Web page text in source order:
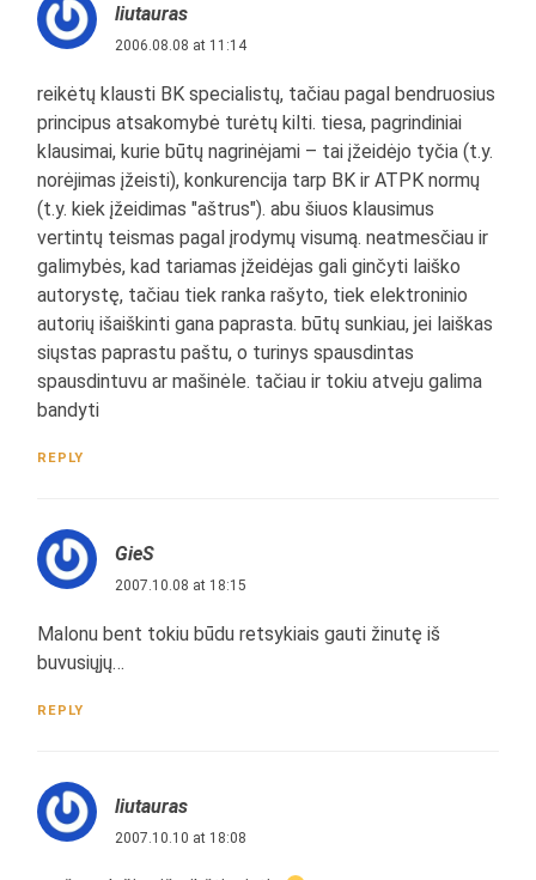
liutauras
2006.08.08 at 11:14
reikėtų klausti BK specialistų, tačiau pagal bendruosius
principus atsakomybė turėtų kilti. tiesa, pagrindiniai
klausimai, kurie būtų nagrinėjami – tai įžeidėjo tyčia (t.y.
norėjimas įžeisti), konkurencija tarp BK ir ATPK normų
(t.y. kiek įžeidimas "aštrus"). abu šiuos klausimus
vertintų teismas pagal įrodymų visumą. neatmesčiau ir
galimybės, kad tariamas įžeidėjas gali ginčyti laiško
autorystę, tačiau tiek ranka rašyto, tiek elektroninio
autorių išaiškinti gana paprasta. būtų sunkiau, jei laiškas
siųstas paprastu paštu, o turinys spausdintas
spausdintuvu ar mašinėle. tačiau ir tokiu atveju galima
bandyti
REPLY
GieS
2007.10.08 at 18:15
Malonu bent tokiu būdu retsykiais gauti žinutę iš
buvusiųjų…
REPLY
liutauras
2007.10.10 at 18:08